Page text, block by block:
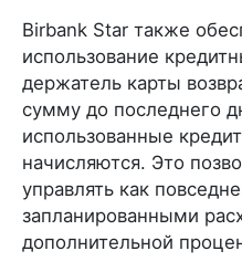
Birbank Star также
использование
держатель карты
сумму до последнего
использованные
начисляются. Это
управлять как
запланированными
дополнительной